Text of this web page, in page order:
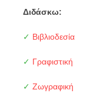
Διδάσκω:
✓ Βιβλιοδεσία
✓ Γραφιστική
✓ Ζωγραφική